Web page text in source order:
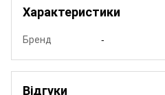
Характеристики
Бренд -
Відгуки